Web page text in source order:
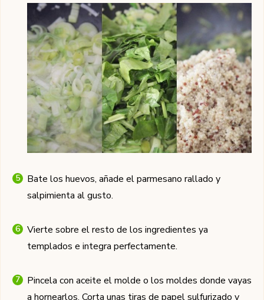
Bate los huevos, añade el parmesano rallado y
salpimienta al gusto.
Vierte sobre el resto de los ingredientes ya
templados e integra perfectamente.
Pincela con aceite el molde o los moldes donde vayas
a hornearlos. Corta unas tiras de papel sulfurizado y